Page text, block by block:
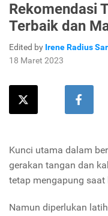
Rekomendasi
Terbaik dan
Edited by Irene Radius
18 Maret 2023
Kunci utama dalam
gerakan tangan dan
tetap mengapung
Namun diperlukan